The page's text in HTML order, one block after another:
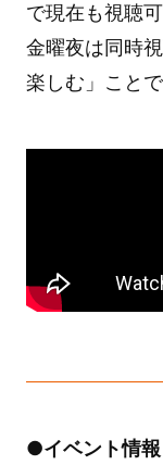
で現在も視聴
金曜夜は同時
楽しむ」こと
●イベント情報